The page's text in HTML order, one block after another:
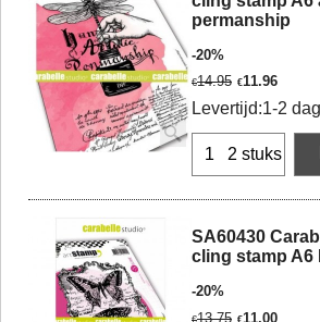
permanship
-20%
€14.95 €11.96
Levertijd:1-2
2 stuks
SA60430
cling stamp A6
-20%
13.75 11.00